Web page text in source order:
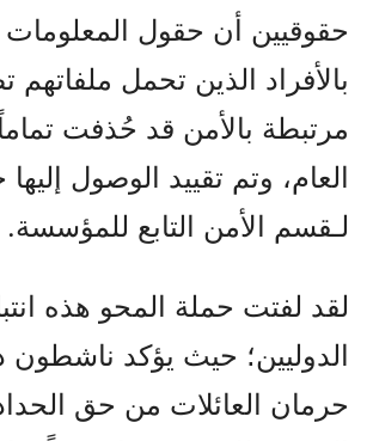
حقوقيين أن حقول المعلومات
بالأفراد الذين تحمل ملفاتهم
مرتبطة بالأمن قد حُذفت
العام، وتم تقييد الوصول
لـقسم الأمن التابع للمؤسسة.
لقد لفتت حملة المحو هذه
الدوليين؛ حيث يؤكد ناشطون
حرمان العائلات من حق الحداد